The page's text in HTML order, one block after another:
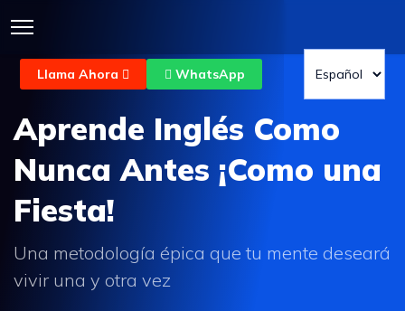
Llama Ahora WhatsApp
Aprende Inglés Como
Nunca Antes ¡Como una
Fiesta!
Una metodología épica que tu mente deseará
vivir una y otra vez